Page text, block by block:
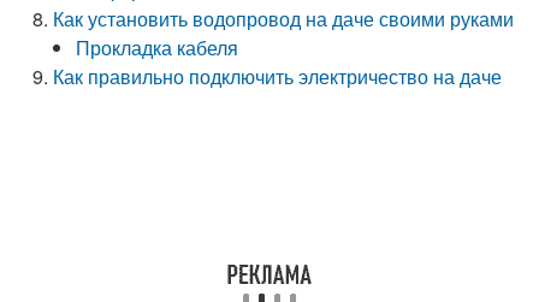
Как установить водопровод на даче своими руками
Прокладка кабеля
Как правильно подключить электричество на даче